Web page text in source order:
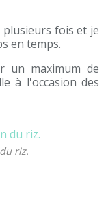
fois et je
en temps.
un maximum de
à l'occasion des
riz.